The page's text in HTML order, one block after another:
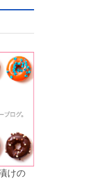
けの